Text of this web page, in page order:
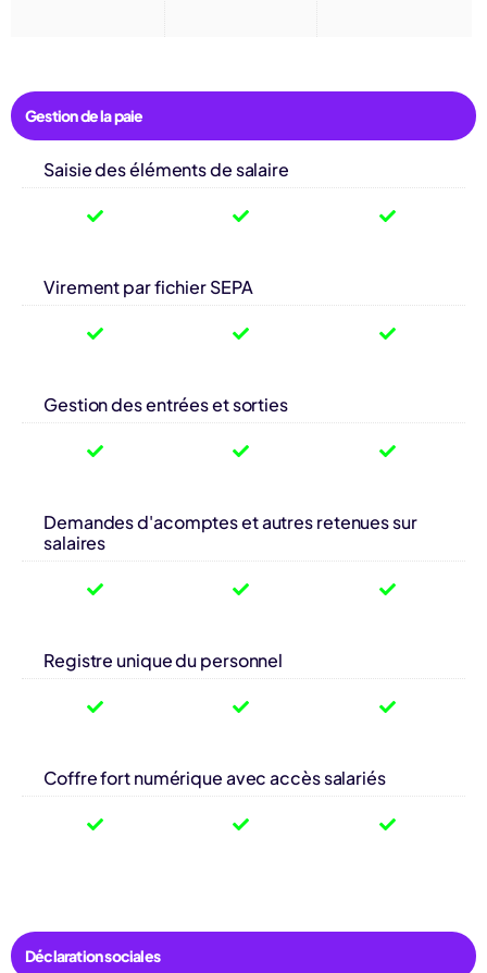
Gestion de la paie
Saisie des éléments de salaire
Virement par fichier SEPA
Gestion des entrées et sorties
Demandes d'acomptes et autres retenues sur
salaires
Registre unique du personnel
Coffre fort numérique avec accès salariés
Déclaration sociales